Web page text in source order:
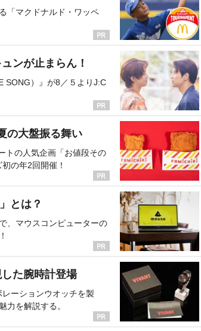
「マクドナルド・ワッペ
ンが止まらん！
SONG）』が8／５よりJ:C
の大盤振る舞い
トの人気企画「お値段その
の年2回開催！
とは？
、マウスコンピューターの
た腕時計登場
ーションウオッチを製
力を解説する。